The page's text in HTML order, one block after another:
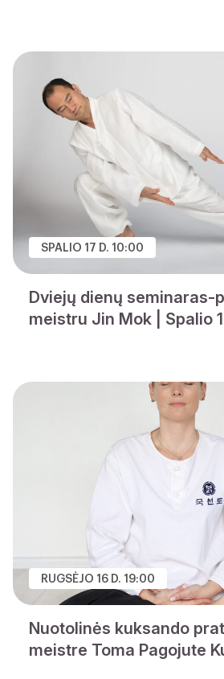
SPALIO 17 D. 10:00
Dviejų dienų seminaras-
meistru Jin Mok | Spalio
RUGSĖJO 16 D. 19:00
Nuotolinės kuksando
meistre Toma Pagojute